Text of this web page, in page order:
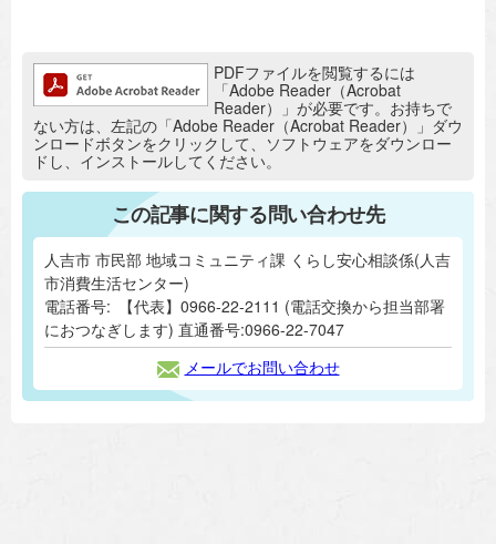
追加情報：PDFファイルPDFファイルを閲覧するには
「Adobe Reader（Acrobat
Reader）」が必要です。お持ちで
ない方は、左記の「Adobe Reader（Acrobat Reader）」ダウ
ンロードボタンをクリックして、ソフトウェアをダウンロー
ドし、インストールしてください。
この記事に関する問い合わせ先
人吉市 市民部 地域コミュニティ課 くらし安心相談係(人吉
市消費生活センター)
電話番号:
【代表】0966-22-2111 (電話交換から担当部署
におつなぎします) 直通番号:0966-22-7047
メールでお問い合わせ